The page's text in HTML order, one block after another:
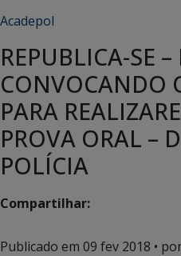
Acadepol
REPUBLICA-SE
CONVOCANDO
PARA
PROVA ORAL –
POLÍCIA
Compartilhar:
Publicado em 09 fev 2018 •